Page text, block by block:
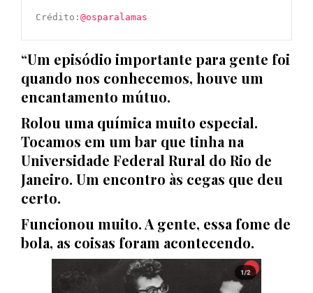
Crédito: @osparalamas
“Um episódio importante para gente foi
quando nos conhecemos, houve um
encantamento mútuo.
Rolou uma química muito especial.
Tocamos em um bar que tinha na
Universidade Federal Rural do Rio de
Janeiro. Um encontro às cegas que deu
certo.
Funcionou muito. A gente, essa fome de
bola, as coisas foram acontecendo.